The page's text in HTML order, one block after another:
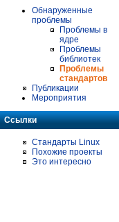
Обнаруженные
проблемы
Проблемы в
ядре
Проблемы
библиотек
Проблемы
стандартов
Публикации
Мероприятия
Ссылки
Стандарты Linux
Похожие проекты
Это интересно